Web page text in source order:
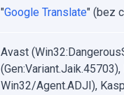
"Google Translate" (bez
Avast
Win32/Agent.ADJI),